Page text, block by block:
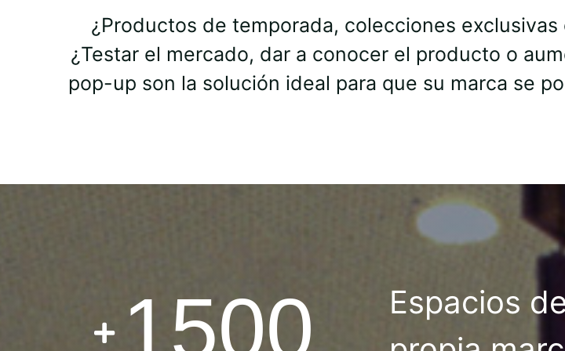
¿Productos de temporada, colecciones
¿Testar el mercado, dar a conocer el producto o
pop-up son la solución ideal para que su marca se
1500
Espacios